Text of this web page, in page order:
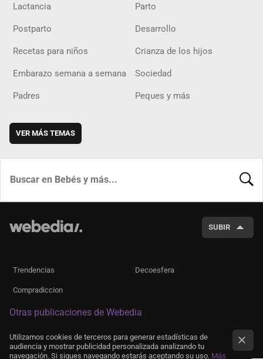
Lactancia Parto
Postparto Desarrollo
Recetas para niños Crianza de los hijos
Embarazo semana a semana Sociedad
Padres Peques y más
VER MÁS TEMAS
SUBIR
Trendencias Decoesfera
Compradiccion
Otras publicaciones de Webedia
Utilizamos cookies de terceros para generar estadísticas de
audiencia y mostrar publicidad personalizada analizando tu
navegación. Si sigues navegando estarás aceptando su uso. Más